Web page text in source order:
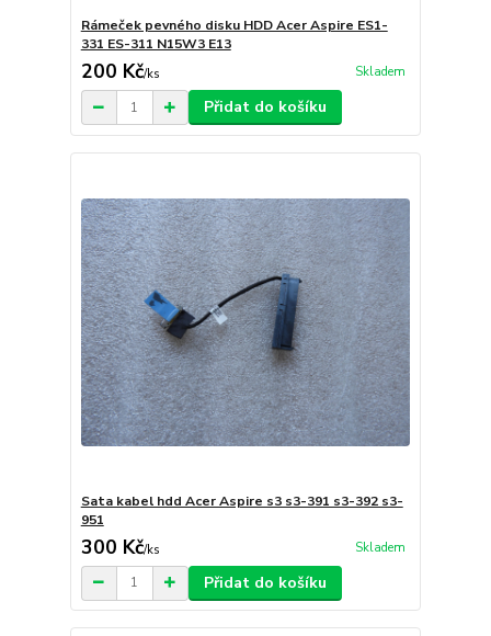
Rámeček pevného disku HDD Acer Aspire ES1-
331 ES-311 N15W3 E13
200 Kč/ks Skladem
Přidat do košíku
Sata kabel hdd Acer Aspire s3 s3-391 s3-392 s3-
951
300 Kč/ks Skladem
Přidat do košíku